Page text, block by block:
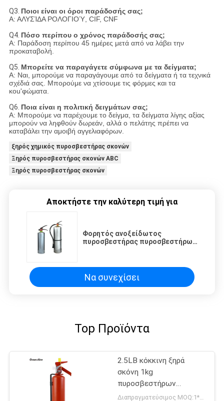
Q3. Ποιοι είναι οι όροι παράδοσής σας;
Α: ΑΛΥΣΊΔΑ ΡΟΛΟΓΙΟΎ, CIF, CNF
Q4. Πόσο περίπου ο χρόνος παράδοσής σας;
Α: Παράδοση περίπου 45 ημέρες μετά από να λάβει την
προκαταβολή.
Q5. Μπορείτε να παραγάγετε σύμφωνα με τα δείγματα;
Α: Ναι, μπορούμε να παραγάγουμε από τα δείγματα ή τα τεχνικά
σχέδιά σας. Μπορούμε να χτίσουμε τις φόρμες και τα
κοu'φώματα.
Q6. Ποια είναι η πολιτική δειγμάτων σας;
Α: Μπορούμε να παρέχουμε το δείγμα, τα δείγματα λίγης αξίας
μπορούν να ληφθούν δωρεάν, αλλά ο πελάτης πρέπει να
καταβάλει την αμοιβή αγγελιαφόρων.
ξηρός χημικός πυροσβεστήρας σκονών
Ξηρός πυροσβεστήρας σκονών ABC
Ξηρός πυροσβεστήρας σκονών
Αποκτήστε την καλύτερη τιμή για
Φορητός ανοξείδωτος
πυροσβεστήρας πυροσβεστήρων
Να συνεχίσει
Top Προϊόντα
2.5LB κόκκινη ξηρά
σκόνη 1kg
πυροσβεστήρων
κυλίνδρων
Διαπραγματεύσιμος MOQ:1*20GP